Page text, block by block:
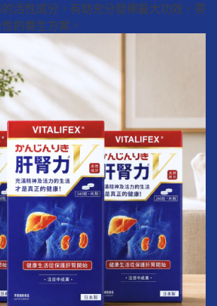
活性成分，有助充分發揮最大功效，帶
的養生方案。